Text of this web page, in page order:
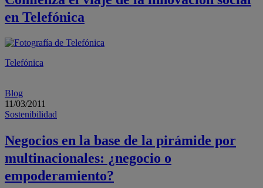
en Telefónica
Telefónica
Blog
11/03/2011
Sostenibilidad
Negocios en la base de la pirámide por
multinacionales: ¿negocio o
empoderamiento?